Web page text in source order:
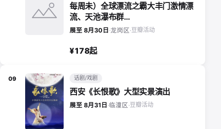
每周未）全球漂流之霸大丰门激情漂
流、天池瀑布群…
展至 8月30日 ·龙岗区·豆瓣活动
¥178起
09 话剧/戏剧
西安《长恨歌》大型实景演出
展至 8月31日 ·临潼区·豆瓣活动